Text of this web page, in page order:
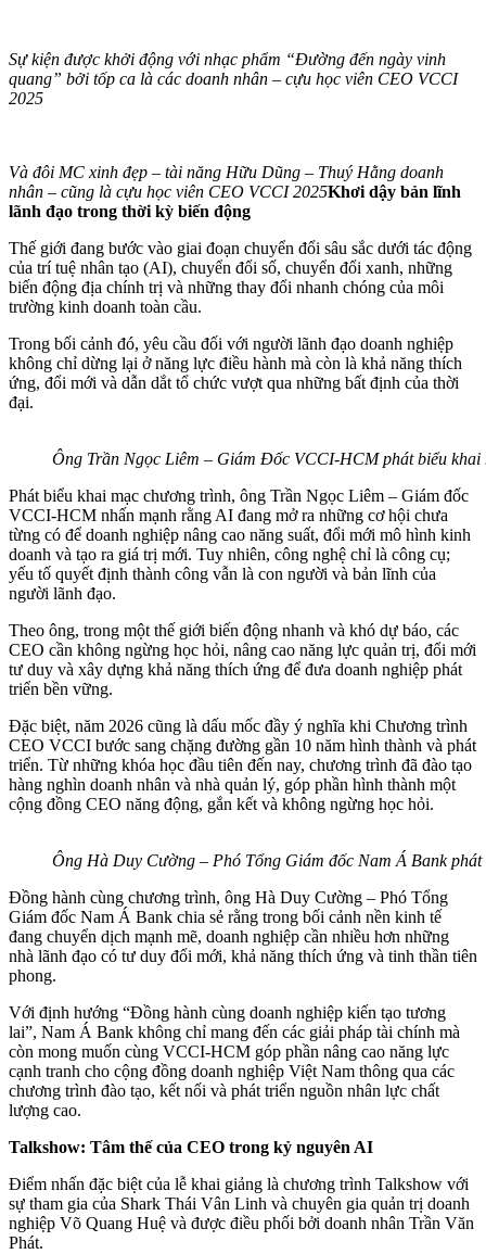
Sự kiện được khởi động với nhạc phẩm “Đường đến ngày vinh
quang” bởi tốp ca là các doanh nhân – cựu học viên CEO VCCI
2025
Và đôi MC xinh đẹp – tài năng Hữu Dũng – Thuý Hằng doanh
nhân – cũng là cựu học viên CEO VCCI 2025Khơi dậy bản lĩnh
lãnh đạo trong thời kỳ biến động
Thế giới đang bước vào giai đoạn chuyển đổi sâu sắc dưới tác động
của trí tuệ nhân tạo (AI), chuyển đổi số, chuyển đổi xanh, những
biến động địa chính trị và những thay đổi nhanh chóng của môi
trường kinh doanh toàn cầu.
Trong bối cảnh đó, yêu cầu đối với người lãnh đạo doanh nghiệp
không chỉ dừng lại ở năng lực điều hành mà còn là khả năng thích
ứng, đổi mới và dẫn dắt tổ chức vượt qua những bất định của thời
đại.
Ông Trần Ngọc Liêm – Giám Đốc VCCI-HCM phát biểu khai
Phát biểu khai mạc chương trình, ông Trần Ngọc Liêm – Giám đốc
VCCI-HCM nhấn mạnh rằng AI đang mở ra những cơ hội chưa
từng có để doanh nghiệp nâng cao năng suất, đổi mới mô hình kinh
doanh và tạo ra giá trị mới. Tuy nhiên, công nghệ chỉ là công cụ;
yếu tố quyết định thành công vẫn là con người và bản lĩnh của
người lãnh đạo.
Theo ông, trong một thế giới biến động nhanh và khó dự báo, các
CEO cần không ngừng học hỏi, nâng cao năng lực quản trị, đổi mới
tư duy và xây dựng khả năng thích ứng để đưa doanh nghiệp phát
triển bền vững.
Đặc biệt, năm 2026 cũng là dấu mốc đầy ý nghĩa khi Chương trình
CEO VCCI bước sang chặng đường gần 10 năm hình thành và phát
triển. Từ những khóa học đầu tiên đến nay, chương trình đã đào tạo
hàng nghìn doanh nhân và nhà quản lý, góp phần hình thành một
cộng đồng CEO năng động, gắn kết và không ngừng học hỏi.
Ông Hà Duy Cường – Phó Tổng Giám đốc Nam Á Bank phát
Đồng hành cùng chương trình, ông Hà Duy Cường – Phó Tổng
Giám đốc Nam Á Bank chia sẻ rằng trong bối cảnh nền kinh tế
đang chuyển dịch mạnh mẽ, doanh nghiệp cần nhiều hơn những
nhà lãnh đạo có tư duy đổi mới, khả năng thích ứng và tinh thần tiên
phong.
Với định hướng “Đồng hành cùng doanh nghiệp kiến tạo tương
lai”, Nam Á Bank không chỉ mang đến các giải pháp tài chính mà
còn mong muốn cùng VCCI-HCM góp phần nâng cao năng lực
cạnh tranh cho cộng đồng doanh nghiệp Việt Nam thông qua các
chương trình đào tạo, kết nối và phát triển nguồn nhân lực chất
lượng cao.
Talkshow: Tâm thế của CEO trong kỷ nguyên AI
Điểm nhấn đặc biệt của lễ khai giảng là chương trình Talkshow với
sự tham gia của Shark Thái Vân Linh và chuyên gia quản trị doanh
nghiệp Võ Quang Huệ và được điều phối bởi doanh nhân Trần Văn
Phát.